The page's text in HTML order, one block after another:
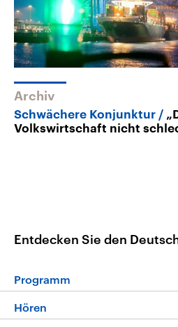
Archiv
Schwächere Konjunktur
Volkswirtschaft nicht
Entdecken Sie den
Programm
Programm
Hören